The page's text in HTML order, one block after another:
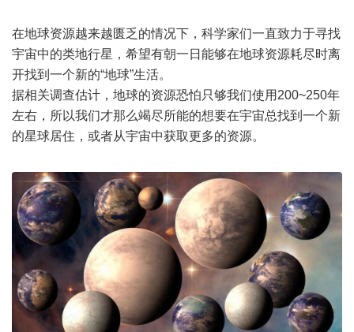
在地球资源越来越匮乏的情况下，科学家们一直致力于寻找
宇宙中的类地行星，希望有朝一日能够在地球资源耗尽时离
开找到一个新的“地球”生活。
据相关调查估计，地球的资源恐怕只够我们使用200~250年
左右，所以我们才那么竭尽所能的想要在宇宙总找到一个新
的星球居住，或者从宇宙中获取更多的资源。